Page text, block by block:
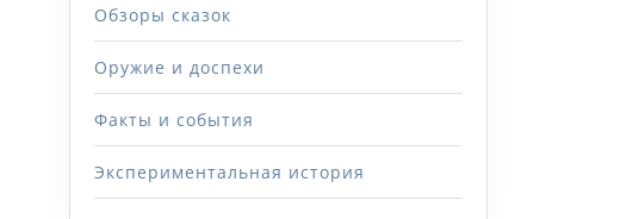
Обзоры сказок
Оружие и доспехи
Факты и события
Экспериментальная история